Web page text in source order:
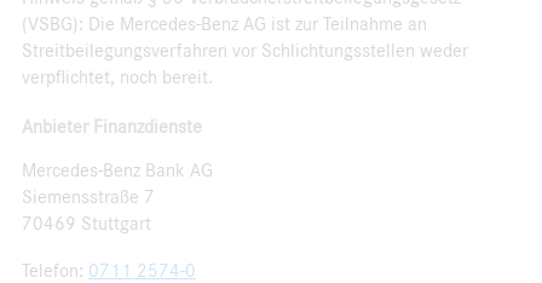
(VSBG): Die Mercedes-Benz AG ist zur Teilnahme an
Streitbeilegungsverfahren vor Schlichtungsstellen weder
verpflichtet, noch bereit.
Anbieter Finanzdienste
Mercedes-Benz Bank AG
Siemensstraße 7
70469 Stuttgart
Telefon: 0711 2574-0